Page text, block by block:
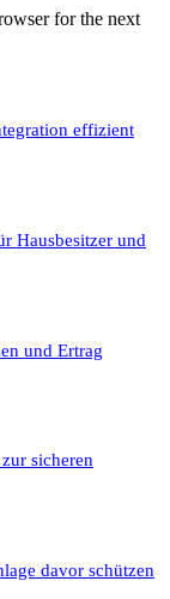
for the next
effizient
Hausbesitzer und
und Ertrag
sicheren
davor schützen